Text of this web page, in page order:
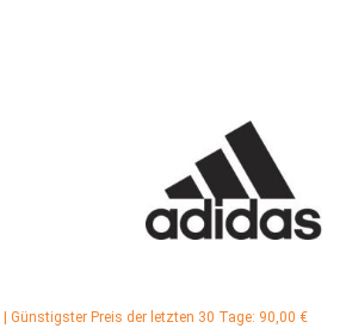
| Günstigster Preis der letzten 30 Tage: 90,00 €